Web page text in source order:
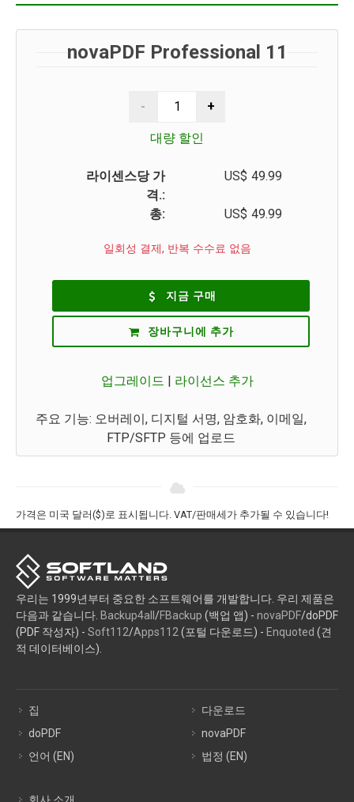
novaPDF Professional 11
대량 할인
라이센스당 가
격.:
US$ 49.99
총: US$ 49.99
일회성 결제, 반복 수수료 없음
지금 구매
장바구니에 추가
업그레이드 | 라이선스 추가
주요 기능: 오버레이, 디지털 서명, 암호화, 이메일,
FTP/SFTP 등에 업로드
가격은 미국 달러($)로 표시됩니다. VAT/판매세가 추가될 수 있습니다!
우리는 1999년부터 중요한 소프트웨어를 개발합니다. 우리 제품은
다음과 같습니다. Backup4all /FBackup (백업 앱) - novaPDF/doPDF
(PDF 작성자) - Soft112/Apps112 (포털 다운로드) - Enquoted (견
적 데이터베이스).
집
doPDF
언어 (EN)
다운로드
novaPDF
법정 (EN)